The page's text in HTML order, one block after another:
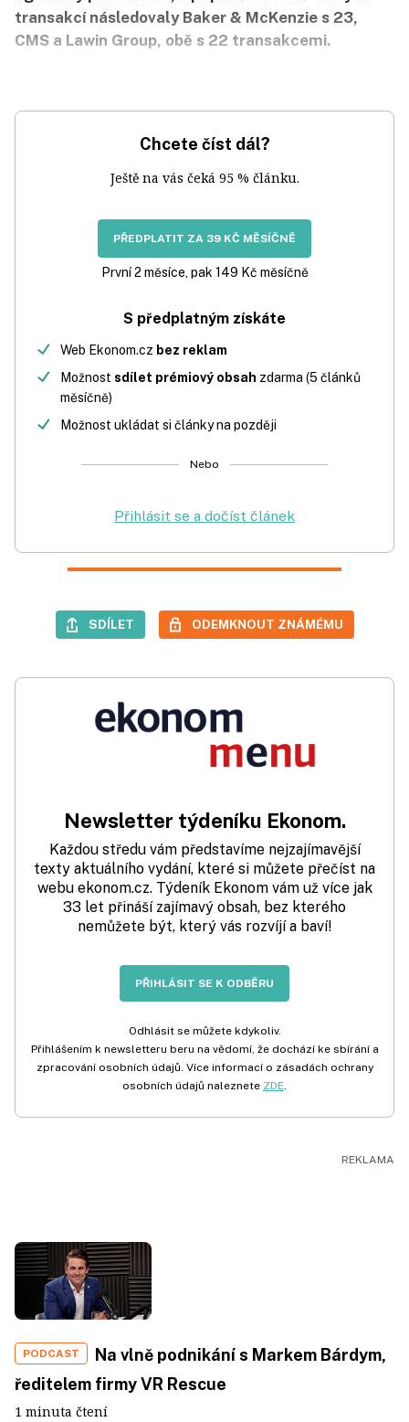
transakcí následovaly Baker & McKenzie s 23,
CMS a Lawin Group, obě s 22 transakcemi.
Chcete číst dál?
Ještě na vás čeká 95 % článku.
PŘEDPLATIT ZA 39 KČ MĚSÍČNĚ
První 2 měsíce, pak 149 Kč měsíčně
S předplatným získáte
Web Ekonom.cz bez reklam
Možnost sdílet prémiový obsah zdarma (5 článků
měsíčně)
Možnost ukládat si články na později
Nebo
Přihlásit se a dočíst článek
SDÍLET ODEMKNOUT ZNÁMÉMU
Newsletter týdeníku Ekonom.
Každou středu vám představíme nejzajímavější
texty aktuálního vydání, které si můžete přečíst na
webu ekonom.cz. Týdeník Ekonom vám už více jak
33 let přináší zajímavý obsah, bez kterého
nemůžete být, který vás rozvíjí a baví!
PŘIHLÁSIT SE K ODBĚRU
Odhlásit se můžete kdykoliv.
Přihlášením k newsletteru beru na vědomí, že dochází ke sbírání a
zpracování osobních údajů. Více informací o zásadách ochrany
osobních údajů naleznete ZDE.
PODCAST
Na vlně podnikání s Markem Bárdym,
ředitelem firmy VR Rescue
1 minuta čtení